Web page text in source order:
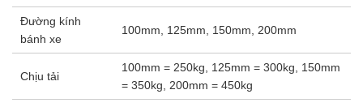
Đường kính
bánh xe
100mm, 125mm, 150mm, 200mm
Chịu tải
100mm = 250kg, 125mm = 300kg, 150mm
= 350kg, 200mm = 450kg